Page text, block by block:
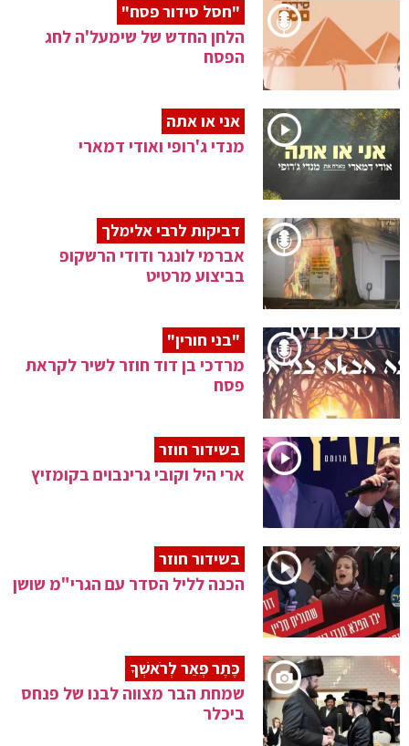
"חסל סידור פסח"
הלחן החדש של שימעל'ה לחג
הפסח
אני או אתה
מנדי ג'רופי ואודי דמארי
דביקות לרבי אלימלך
אברמי לונגר ודודי הרשקופ
בביצוע מרטיט
"בני חורין"
מרדכי בן דוד חוזר לשיר לקראת
פסח
בשידור חוזר
ארי היל וקובי גרינבוים בקומזיץ
בשידור חוזר
הכנה לליל הסדר עם הגרי"מ שושן
כֶּתֶר פְּאֵר לְרֹאשְׁךָ
שמחת הבר מצווה לבנו של פנחס
ביכלר